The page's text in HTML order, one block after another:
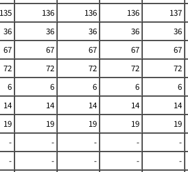
135 136 136 136 137
36 36 36 36 36
67 67 67 67 67
72 72 72 72 72
6 6 6 6 6
14 14 14 14 14
19 19 19 19 19
- - - - -
- - - - -